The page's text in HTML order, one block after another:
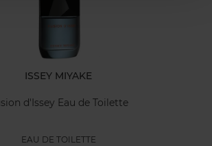
ISSEY MIYAKE
d'Issey Eau de Toilette
EAU DE TOILETTE